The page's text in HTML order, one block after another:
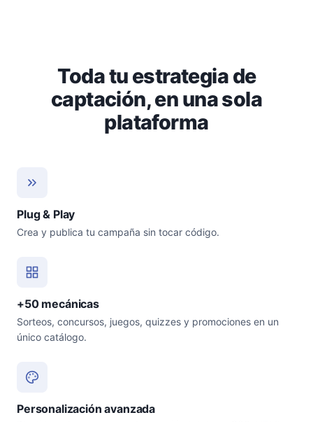
Toda tu estrategia de
captación, en una sola
plataforma
Plug & Play
Crea y publica tu campaña sin tocar código.
+50 mecánicas
Sorteos, concursos, juegos, quizzes y promociones en un
único catálogo.
Personalización avanzada